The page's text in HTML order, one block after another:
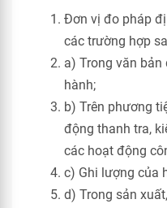
Đơn vị đo pháp
các trường hợp
a) Trong văn
hành;
b) Trên phương
động thanh tra,
các hoạt động
c) Ghi lượng của
d) Trong sản